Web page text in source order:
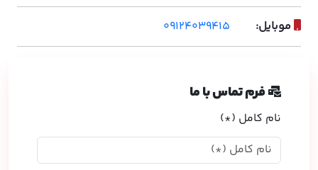
موبایل: 09124039415
فرم تماس با ما
نام کامل (*)